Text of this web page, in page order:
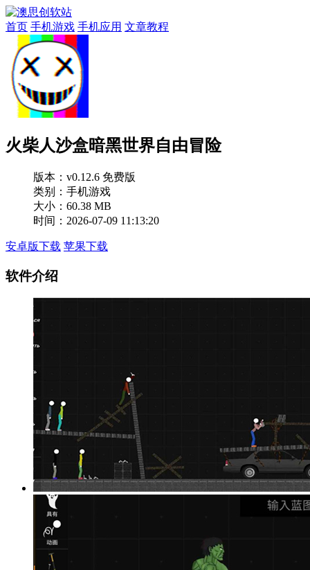
首页 手机游戏 手机应用 文章教程
火柴人沙盒暗黑世界自由冒险
版本： v0.12.6 免费版
类别：手机游戏
大小：60.38 MB
时间：2026-07-09 11:13:20
安卓版下载 苹果下载
软件介绍